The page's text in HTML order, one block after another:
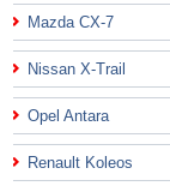
Mazda CX-7
Nissan X-Trail
Opel Antara
Renault Koleos